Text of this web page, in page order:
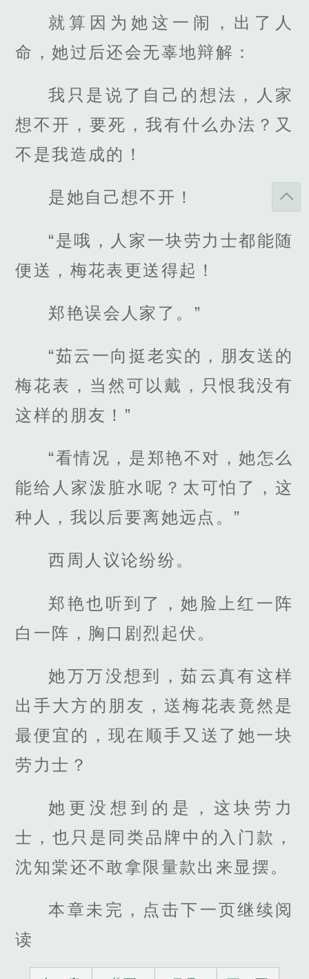
就算因为她这一闹，出了人
命，她过后还会无辜地辩解：
我只是说了自己的想法，人家
想不开，要死，我有什么办法？又
不是我造成的！
是她自己想不开！
“是哦，人家一块劳力士都能随
便送，梅花表更送得起！
郑艳误会人家了。”
“茹云一向挺老实的，朋友送的
梅花表，当然可以戴，只恨我没有
这样的朋友！”
“看情况，是郑艳不对，她怎么
能给人家泼脏水呢？太可怕了，这
种人，我以后要离她远点。”
西周人议论纷纷。
郑艳也听到了，她脸上红一阵
白一阵，胸口剧烈起伏。
她万万没想到，茹云真有这样
出手大方的朋友，送梅花表竟然是
最便宜的，现在顺手又送了她一块
劳力士？
她更没想到的是，这块劳力
士，也只是同类品牌中的入门款，
沈知棠还不敢拿限量款出来显摆。
本章未完，点击下一页继续阅
读